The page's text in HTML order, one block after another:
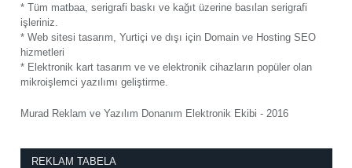
* Tüm matbaa, serigrafi baskı ve kağıt üzerine basılan serigrafi
işleriniz.
* Web sitesi tasarım, Yurtiçi ve dışı için Domain ve Hosting SEO
hizmetleri
* Elektronik kart tasarım ve ve elektronik cihazların popüler olan
mikroişlemci yazılımı geliştirme.
Murad Reklam ve Yazılım Donanım Elektronik Ekibi - 2016
REKLAM TABELA